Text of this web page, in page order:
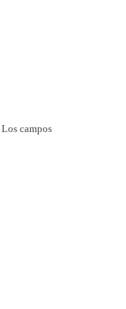
Los campos